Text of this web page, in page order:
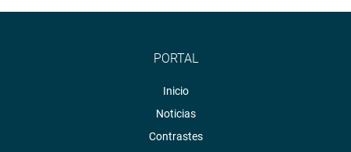
PORTAL
Inicio
Noticias
Contrastes